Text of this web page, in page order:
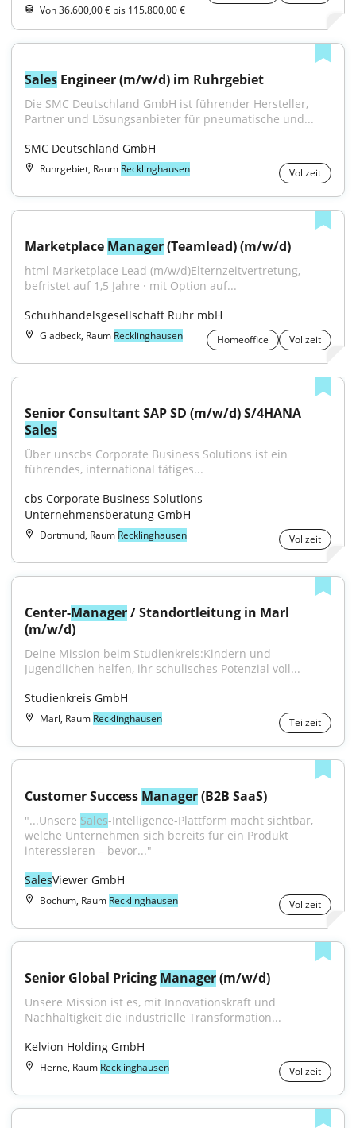
Von 36.600,00 € bis 115.800,00 €
Sales Engineer (m/w/d) im Ruhrgebiet
Die SMC Deutschland GmbH ist führender Hersteller,
Partner und Lösungsanbieter für pneumatische und...
SMC Deutschland GmbH
Ruhrgebiet, Raum Recklinghausen Vollzeit
Marketplace Manager (Teamlead) (m/w/d)
html Marketplace Lead (m/w/d)Elternzeitvertretung,
befristet auf 1,5 Jahre · mit Option auf...
Schuhhandelsgesellschaft Ruhr mbH
Gladbeck, Raum Recklinghausen Homeoffice Vollzeit
Sales
Über unscbs Corporate Business Solutions ist ein
führendes, international tätiges...
cbs Corporate Business Solutions
Unternehmensberatung GmbH
Dortmund, Raum Recklinghausen Vollzeit
Center-Manager / Standortleitung in Marl
(m/w/d)
Deine Mission beim Studienkreis:Kindern und
Jugendlichen helfen, ihr schulisches Potenzial voll...
Studienkreis GmbH
Marl, Raum Recklinghausen Teilzeit
Customer Success Manager (B2B SaaS)
"...Unsere Sales-Intelligence-Plattform macht sichtbar,
welche Unternehmen sich bereits für ein Produkt
interessieren – bevor..."
SalesViewer GmbH
Bochum, Raum Recklinghausen Vollzeit
Senior Global Pricing Manager (m/w/d)
Unsere Mission ist es, mit Innovationskraft und
Nachhaltigkeit die industrielle Transformation...
Kelvion Holding GmbH
Herne, Raum Recklinghausen Vollzeit